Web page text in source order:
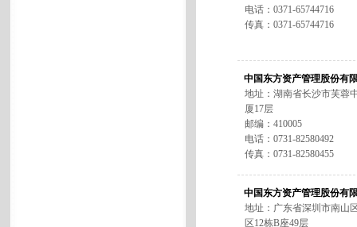
电话：0371-65744716
传真：0371-65744716
中国东方资产管理股份有
地址：湖南省长沙市芙蓉
厦17层
邮编：410005
电话：0731-82580492
传真：0731-82580455
中国东方资产管理股份有
地址：广东省深圳市南山
区12栋B座49层